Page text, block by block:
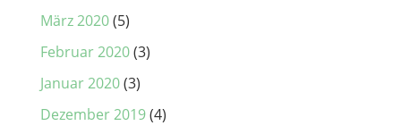
März 2020(5)
Februar 2020(3)
Januar 2020(3)
Dezember 2019(4)